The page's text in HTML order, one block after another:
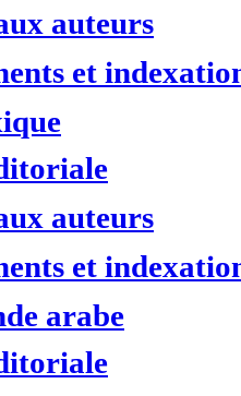
auteurs
et
auteurs
et
arabe